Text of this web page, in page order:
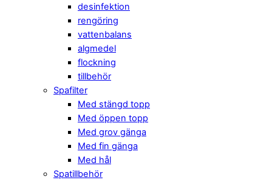
desinfektion
rengöring
vattenbalans
algmedel
flockning
tillbehör
Spafilter
Med stängd topp
Med öppen topp
Med grov gänga
Med fin gänga
Med hål
Spatillbehör